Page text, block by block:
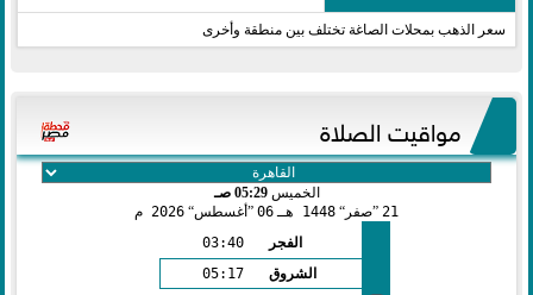
سعر الذهب بمحلات الصاغة تختلف بين منطقة وأخرى
مواقيت الصلاة
الخميس05:29 صـ
21 صفر 1448 هـ 06 أغسطس 2026 م
الفجر
03:40
الشروق
05:17